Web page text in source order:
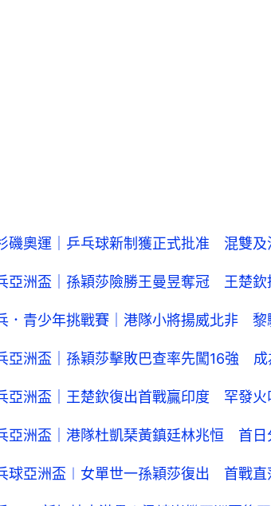
亞洲盃｜港隊杜凱琹黃鎮廷林兆恒 首日
球亞洲盃︱女單世一孫穎莎復出 首戰
WTT新加坡大滿貫︱梁靖崑繼亞洲盃後
．WTT多哈支線賽｜女單中國小將白思
4 1 0